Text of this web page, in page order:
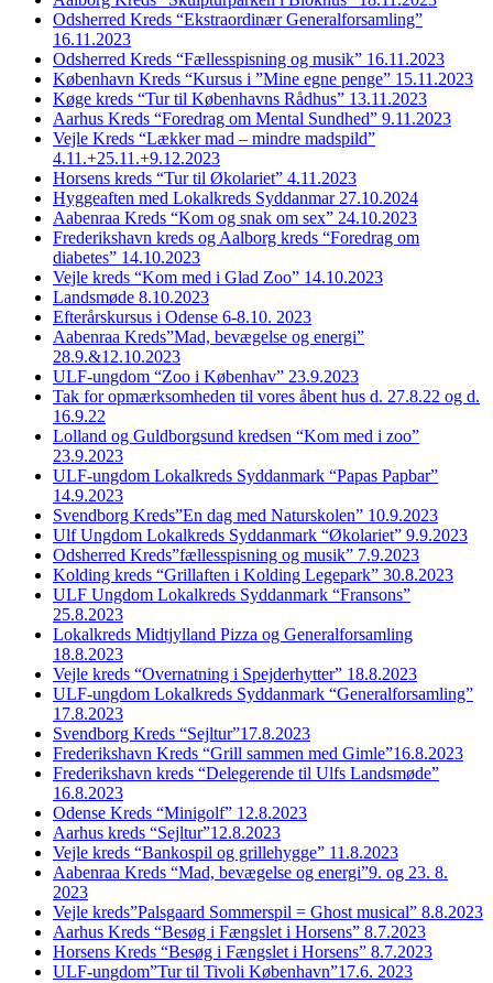
Odsherred Kreds “Ekstraordinær Generalforsamling”
16.11.2023
Odsherred Kreds “Fællesspisning og musik” 16.11.2023
København Kreds “Kursus i ”Mine egne penge” 15.11.2023
Køge kreds “Tur til Københavns Rådhus” 13.11.2023
Aarhus Kreds “Foredrag om Mental Sundhed” 9.11.2023
Vejle Kreds “Lækker mad – mindre madspild”
4.11.+25.11.+9.12.2023
Horsens kreds “Tur til Økolariet” 4.11.2023
Hyggeaften med Lokalkreds Syddanmar 27.10.2024
Aabenraa Kreds “Kom og snak om sex” 24.10.2023
Frederikshavn kreds og Aalborg kreds “Foredrag om
diabetes” 14.10.2023
Vejle kreds “Kom med i Glad Zoo” 14.10.2023
Landsmøde 8.10.2023
Efterårskursus i Odense 6-8.10. 2023
Aabenraa Kreds”Mad, bevægelse og energi”
28.9.&12.10.2023
ULF-ungdom “Zoo i Københav” 23.9.2023
Tak for opmærksomheden til vores åbent hus d. 27.8.22 og d.
16.9.22
Lolland og Guldborgsund kredsen “Kom med i zoo”
23.9.2023
ULF-ungdom Lokalkreds Syddanmark “Papas Papbar”
14.9.2023
Svendborg Kreds”En dag med Naturskolen” 10.9.2023
Ulf Ungdom Lokalkreds Syddanmark “Økolariet” 9.9.2023
Odsherred Kreds”fællesspisning og musik” 7.9.2023
Kolding kreds “Grillaften i Kolding Legepark” 30.8.2023
ULF Ungdom Lokalkreds Syddanmark “Fransons”
25.8.2023
Lokalkreds Midtjylland Pizza og Generalforsamling
18.8.2023
Vejle kreds “Overnatning i Spejderhytter” 18.8.2023
ULF-ungdom Lokalkreds Syddanmark “Generalforsamling”
17.8.2023
Svendborg Kreds “Sejltur”17.8.2023
Frederikshavn Kreds “Grill sammen med Gimle”16.8.2023
Frederikshavn kreds “Delegerende til Ulfs Landsmøde”
16.8.2023
Odense Kreds “Minigolf” 12.8.2023
Aarhus kreds “Sejltur”12.8.2023
Vejle kreds “Bankospil og grillehygge” 11.8.2023
Aabenraa Kreds “Mad, bevægelse og energi”9. og 23. 8.
2023
Vejle kreds”Palsgaard Sommerspil = Ghost musical” 8.8.2023
Aarhus Kreds “Besøg i Fængslet i Horsens” 8.7.2023
Horsens Kreds “Besøg i Fængslet i Horsens” 8.7.2023
ULF-ungdom”Tur til Tivoli København”17.6. 2023